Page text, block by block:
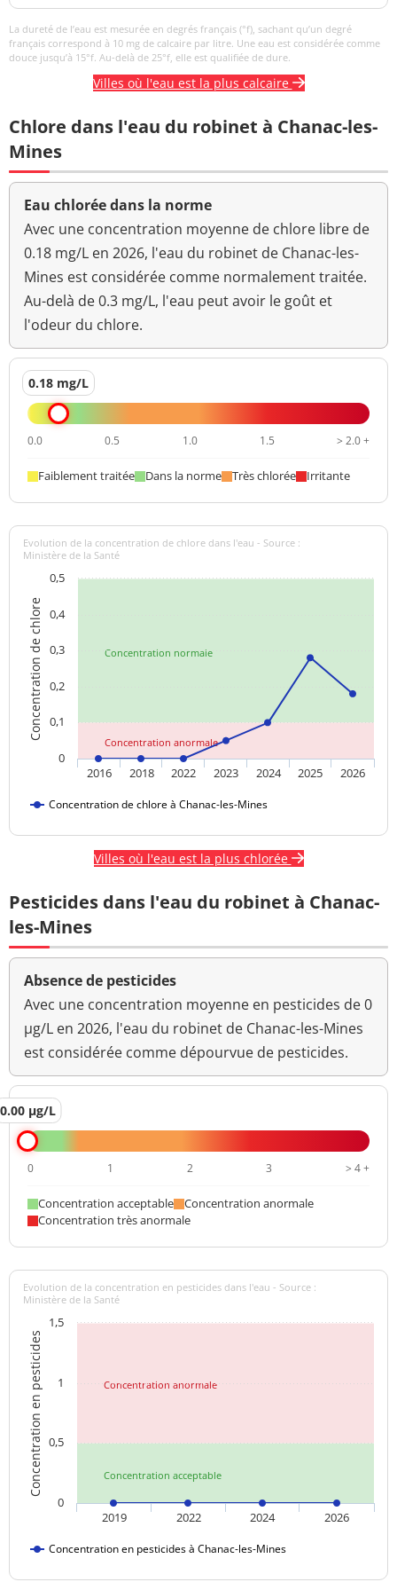
La dureté de l’eau est mesurée en degrés français (°f), sachant qu’un degré
français correspond à 10 mg de calcaire par litre. Une eau est considérée comme
douce jusqu’à 15°f. Au-delà de 25°f, elle est qualifiée de dure.
Villes où l'eau est la plus calcaire
Chlore dans l'eau du robinet à Chanac-les-
Mines
Eau chlorée dans la norme
Avec une concentration moyenne de chlore libre de
0.18 mg/L en 2026, l'eau du robinet de Chanac-les-
Mines est considérée comme normalement traitée.
Au-delà de 0.3 mg/L, l'eau peut avoir le goût et
l'odeur du chlore.
0.18 mg/L
0.0 0.5 1.0 1.5 > 2.0 +
Faiblement traitée Dans la norme Très chlorée Irritante
Concentration normale
Concentration anormale
Concentration de chlore
Evolution de la concentration de chlore dans l'eau - Source :
Ministère de la Santé
Concentration de chlore à Chanac-les-Mines
2016 2018 2022 2023 2024 2025 2026
0
0,1
0,2
0,3
0,4
0,5
Villes où l'eau est la plus chlorée
Pesticides dans l'eau du robinet à Chanac-
les-Mines
Absence de pesticides
Avec une concentration moyenne en pesticides de 0
µg/L en 2026, l'eau du robinet de Chanac-les-Mines
est considérée comme dépourvue de pesticides.
0.00 µg/L
0 1 2 3 > 4 +
Concentration acceptable
Concentration anormale
Concentration très anormale
Concentration acceptable
Concentration anormale
Concentration en pesticides
Evolution de la concentration en pesticides dans l'eau - Source :
Ministère de la Santé
Concentration en pesticides à Chanac-les-Mines
2019 2022 2024 2026
0
0,5
1
1,5